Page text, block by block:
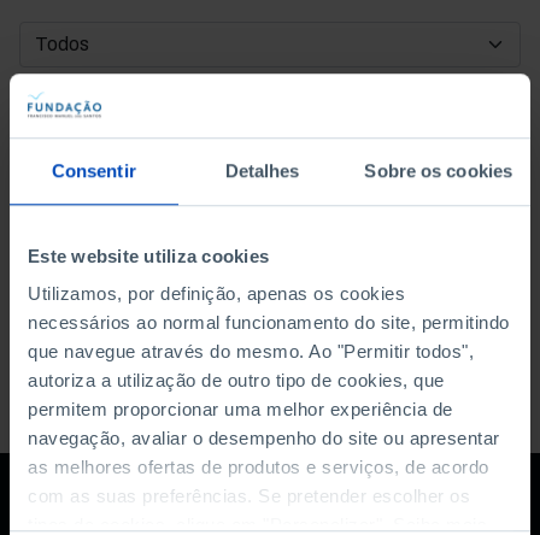
Consentir Detalhes Sobre os cookies
Este website utiliza cookies
Utilizamos, por definição, apenas os cookies
necessários ao normal funcionamento do site, permitindo
que navegue através do mesmo. Ao "Permitir todos",
autoriza a utilização de outro tipo de cookies, que
permitem proporcionar uma melhor experiência de
navegação, avaliar o desempenho do site ou apresentar
as melhores ofertas de produtos e serviços, de acordo
com as suas preferências. Se pretender escolher os
DATA DE INÍCIO
DATA DE FIM